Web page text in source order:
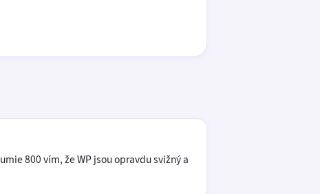
800 vím, že WP jsou opravdu svižný a